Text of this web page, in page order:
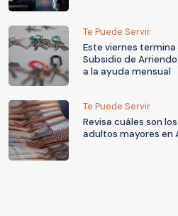
Te Puede Servir
Este viernes
Subsidio de
a la ayuda mensual
Te Puede Servir
Revisa cuáles son
adultos mayores en